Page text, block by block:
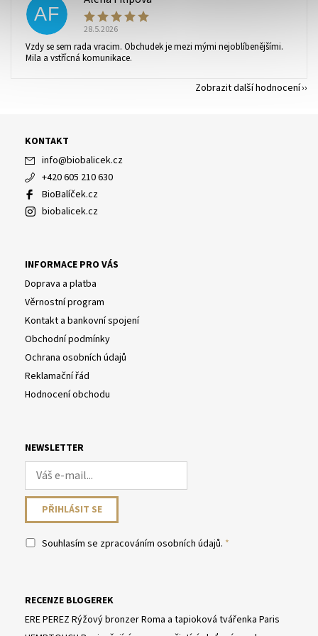
AF
28.5.2026
Vzdy se sem rada vracim. Obchudek je mezi mými nejoblíbenějšími.
Mila a vstřícná komunikace.
Zobrazit další hodnocení
KONTAKT
info@biobalicek.cz
+420 605 210 630
BioBalíček.cz
biobalicek.cz
INFORMACE PRO VÁS
Doprava a platba
Věrnostní program
Kontakt a bankovní spojení
Obchodní podmínky
Ochrana osobních údajů
Reklamační řád
Hodnocení obchodu
NEWSLETTER
Souhlasím se zpracováním osobních údajů.
RECENZE BLOGEREK
ERE PEREZ Rýžový bronzer Roma a tapioková tvářenka Paris